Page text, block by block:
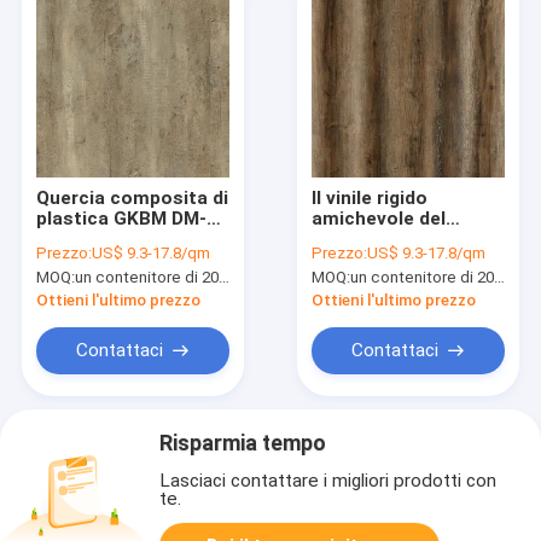
Quercia composita di
plastica GKBM DM-
Gotland del centro
della prova umida
della pietra
SPC 4mm
Prezzo:US$ 9.3-17.8/qm
MOQ:un contenitore di 20FT, o 2500 metri quadri;
Ottieni l'ultimo prezzo
Contattaci
Il vinile rigido
amichevole del
che pavimenta la
quercia Unilin
dell'acquamarina di
DM-W40053
Prezzo:US$ 9.3-17.8/qm
MOQ:un contenitore di 20FT, o 2500 metri quadri;
Ottieni l'ultimo prezzo
Contattaci
Risparmia tempo
Lasciaci contattare i migliori prodotti con
te.